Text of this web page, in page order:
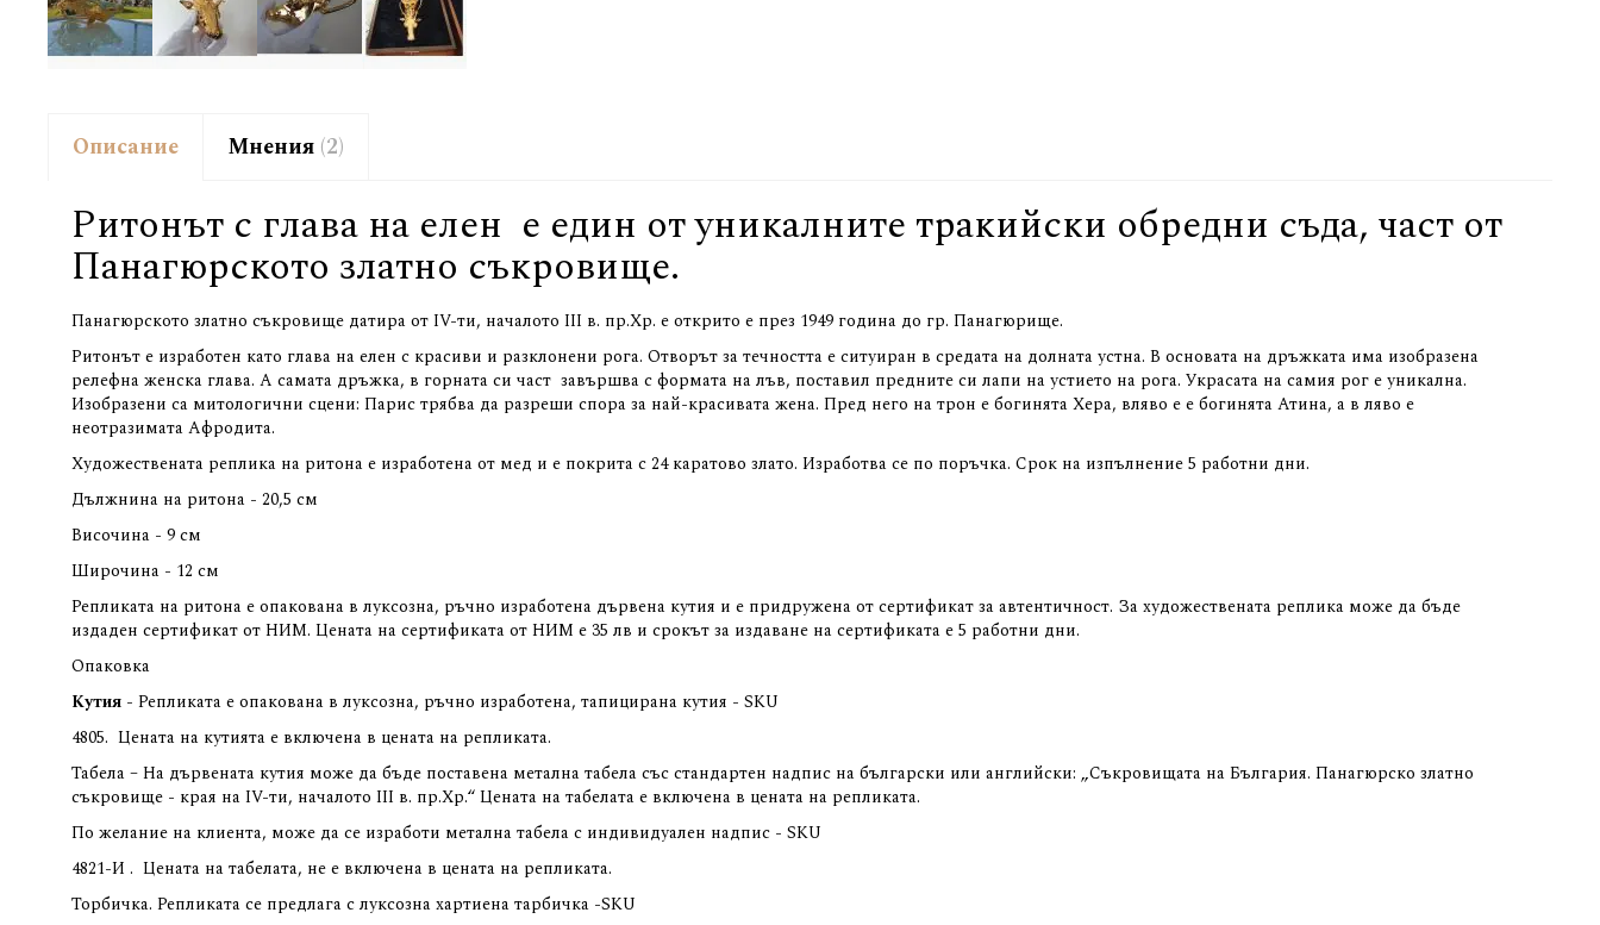
Описание
Ритонът с глава на елен е един от уникалните тракийски обредни съда, част от
Панагюрското златно съкровище.
Панагюрското златно съкровище датира от IV-ти, началото III в. пр.Хр. e открито е през 1949 година до гр. Панагюрище.
Ритонът е изработен като глава на елен с красиви и разклонени рога. Отворът за течността е ситуиран в средата на долната устна. В основата на дръжката има изобразена
релефна женска глава. А самата дръжка, в горната си част завършва с формата на лъв, поставил предните си лапи на устието на рога. Украсата на самия рог е уникална.
Изобразени са митологични сцени: Парис трябва да разреши спора за най-красивата жена. Пред него на трон е богинята Хера, вляво е е богинята Атина, а в ляво е
неотразимата Афродита.
Художествената реплика на ритона е изработена от мед и е покрита с 24 каратово злато. Изработва се по поръчка. Срок на изпълнение 5 работни дни.
Дължнина на ритона - 20,5 см
Височина - 9 см
Широчина - 12 см
Репликата на ритона е опакована в луксозна, ръчно изработена дървена кутия и е придружена от сертификат за автентичност. За художествената реплика може да бъде
издаден сертификат от НИМ. Цената на сертификата от НИМ е 35 лв и срокът за издаване на сертификата е 5 работни дни.
Опаковка
Кутия - Репликата е опакована в луксозна, ръчно изработена, тапицирана кутия - SKU
4805. Цената на кутията е включена в цената на репликата.
Табела – На дървената кутия може да бъде поставена метална табела със стандартен надпис на български или английски: „Съкровищата на България. Панагюрско златно
съкровище - края на IV-ти, началото III в. пр.Хр.“ Цената на табелата е включена в цената на репликата.
По желание на клиента, може да се изработи метална табела с индивидуален надпис - SKU
4821-И . Цената на табелата, не е включена в цената на репликата.
Торбичка. Репликата се предлага с луксозна хартиена тарбичка -SKU
Мнения 2